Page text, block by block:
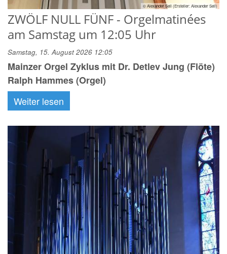
© Alexander Sell (Ersteller: Alexander Sell)
ZWÖLF NULL FÜNF - Orgelmatinées
am Samstag um 12:05 Uhr
Samstag, 15. August 2026 12:05
Mainzer Orgel Zyklus mit Dr. Detlev Jung (Flöte)
Ralph Hammes (Orgel)
Weiter lesen